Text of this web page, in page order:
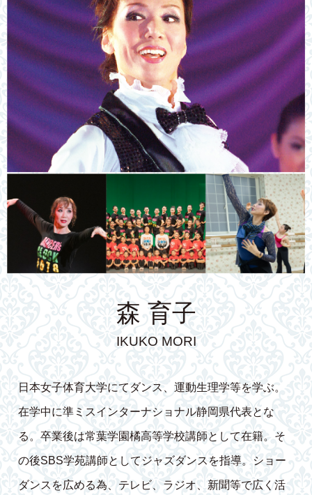
森 育子
IKUKO MORI
日本女子体育大学にてダンス、運動生理学等を学ぶ。
在学中に準ミスインターナショナル静岡県代表とな
る。卒業後は常葉学園橘高等学校講師として在籍。そ
の後SBS学苑講師としてジャズダンスを指導。ショー
ダンスを広める為、テレビ、ラジオ、新聞等で広く活